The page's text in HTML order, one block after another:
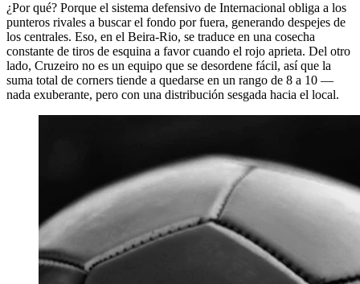
¿Por qué? Porque el sistema defensivo de Internacional obliga a los
punteros rivales a buscar el fondo por fuera, generando despejes de
los centrales. Eso, en el Beira-Rio, se traduce en una cosecha
constante de tiros de esquina a favor cuando el rojo aprieta. Del otro
lado, Cruzeiro no es un equipo que se desordene fácil, así que la
suma total de corners tiende a quedarse en un rango de 8 a 10 —
nada exuberante, pero con una distribución sesgada hacia el local.